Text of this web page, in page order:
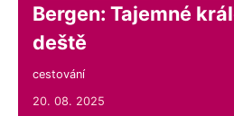
Bergen: Tajemné
deště
cestování
20. 08. 2025